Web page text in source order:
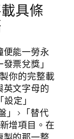
具條
便能一勞永
票兌獎」
你的完整載
英文字母的
定」
」>「替代
增項目。在